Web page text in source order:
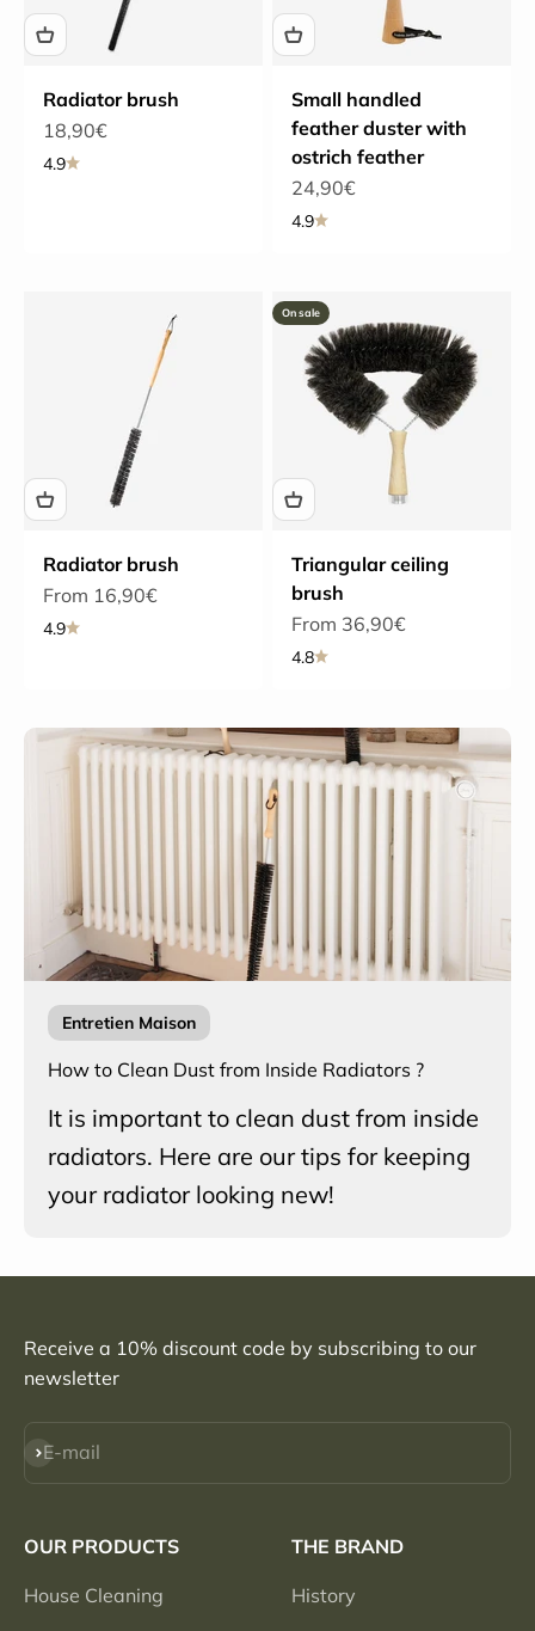
Radiator brush
Sale price
18,90€
4.9
Small handled
feather duster with
ostrich feather
Sale price
24,90€
4.9
Radiator brush
Sale price
From 16,90€
4.9
On sale
Triangular ceiling
brush
Sale price
From 36,90€
4.8
Entretien Maison
How to Clean Dust from Inside Radiators ?
It is important to clean dust from inside
radiators. Here are our tips for keeping
your radiator looking new!
Receive a 10% discount code by subscribing to our
newsletter
E-mail
Subscribe
OUR PRODUCTS
House Cleaning
THE BRAND
History